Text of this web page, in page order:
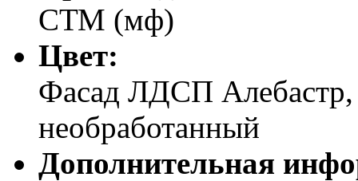
СТМ (мф)
Цвет:
Фасад ЛДСП
необработанный
Дополнительная